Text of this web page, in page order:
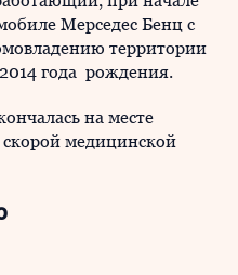
Мерседес Бенц с
территории
года рождения.
на месте
медицинской